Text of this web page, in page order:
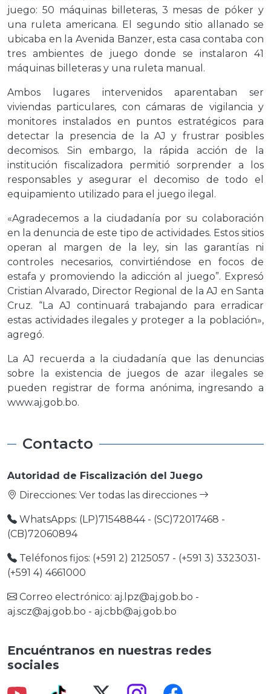
juego: 50 máquinas billeteras, 3 mesas de póker y
una ruleta americana. El segundo sitio allanado se
ubicaba en la Avenida Banzer, esta casa contaba con
tres ambientes de juego donde se instalaron 41
máquinas billeteras y una ruleta manual.
Ambos lugares intervenidos aparentaban ser
viviendas particulares, con cámaras de vigilancia y
monitores instalados en puntos estratégicos para
detectar la presencia de la AJ y frustrar posibles
decomisos. Sin embargo, la rápida acción de la
institución fiscalizadora permitió sorprender a los
responsables y asegurar el decomiso de todo el
equipamiento utilizado para el juego ilegal.
«Agradecemos a la ciudadanía por su colaboración
en la denuncia de este tipo de actividades. Estos sitios
operan al margen de la ley, sin las garantías ni
controles necesarios, convirtiéndose en focos de
estafa y promoviendo la adicción al juego”. Expresó
Cristian Alvarado, Director Regional de la AJ en Santa
Cruz. “La AJ continuará trabajando para erradicar
estas actividades ilegales y proteger a la población»,
agregó.
La AJ recuerda a la ciudadanía que las denuncias
sobre la existencia de juegos de azar ilegales se
pueden registrar de forma anónima, ingresando a
www.aj.gob.bo.
Contacto
Autoridad de Fiscalización del Juego
Direcciones: Ver todas las direcciones
WhatsApps: (LP)71548844 - (SC)72017468 -
(CB)72060894
Teléfonos fijos: (+591 2) 2125057 - (+591 3) 3323031-
(+591 4) 4661000
Correo electrónico: aj.lpz@aj.gob.bo -
aj.scz@aj.gob.bo - aj.cbb@aj.gob.bo
Encuéntranos en nuestras redes
sociales